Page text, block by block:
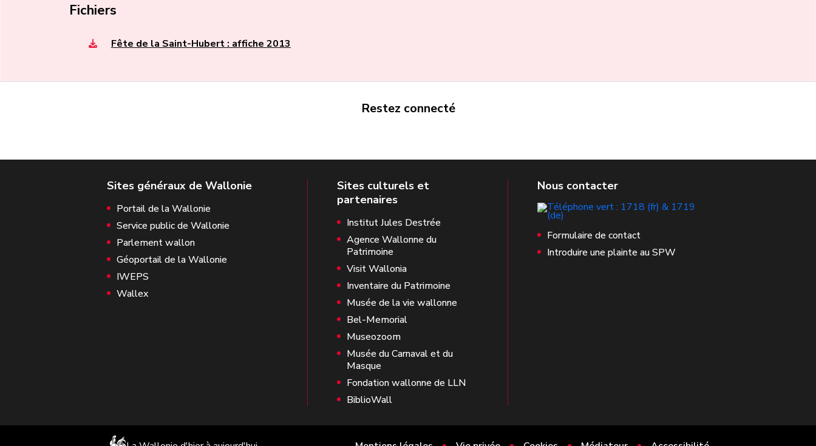
Fichiers
Fête de la Saint-Hubert : affiche 2013
Restez connecté
Portail de la Wallonie
Service public de Wallonie
Parlement wallon
Géoportail de la Wallonie
IWEPS
Wallex
Institut Jules Destrée
Agence Wallonne du
Patrimoine
Visit Wallonia
Inventaire du Patrimoine
Musée de la vie wallonne
Bel-Memorial
Museozoom
Musée du Carnaval et du
Masque
Fondation wallonne de LLN
BiblioWall
Formulaire de contact
Introduire une plainte au SPW